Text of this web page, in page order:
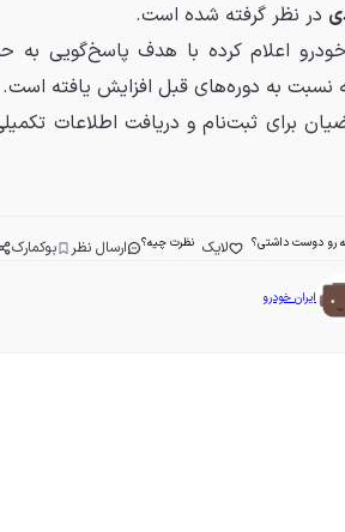
در نظر گرفته شده است.
اعلام کرده با هدف پاسخ‌گویی به
نسبت به دوره‌های قبل افزایش یافته است.
برای ثبت‌نام و دریافت اطلاعات
رو دوست داشتی؟ لایک نظرت چیه؟ ارسال نظر بوکمارک
ایران خودرو